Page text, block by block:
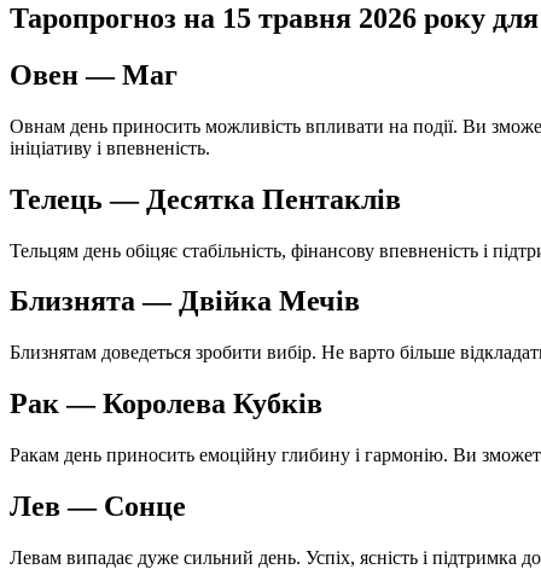
Таропрогноз на 15 травня 2026 року для
Овен — Маг
Овнам день приносить можливість впливати на події. Ви
ініціативу і впевненість.
Телець — Десятка Пентаклів
Тельцям день обіцяє стабільність, фінансову впевненість і
Близнята — Двійка Мечів
Близнятам доведеться зробити вибір. Не варто більше
Рак — Королева Кубків
Ракам день приносить емоційну глибину і гармонію. Ви
Лев — Сонце
Левам випадає дуже сильний день. Успіх, ясність і підтримка